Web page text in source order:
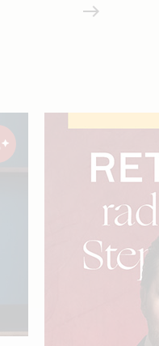
Weiterlesen